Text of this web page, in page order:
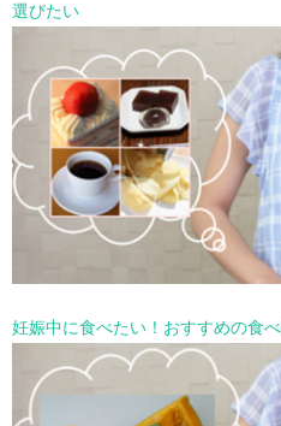
選びたい
妊娠中に食べたい！おすすめの食べ